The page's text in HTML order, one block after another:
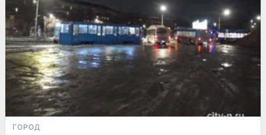
ГОРОД